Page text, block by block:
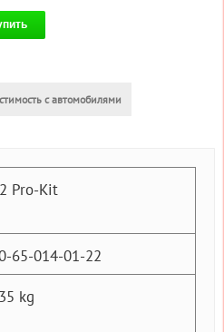
с автомобилями
Pro-Kit
65-014-01-22
kg